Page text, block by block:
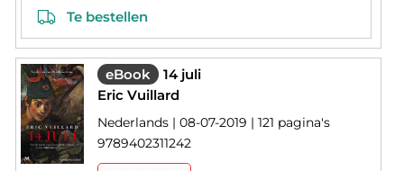
Te bestellen
eBook
14 juli
Eric Vuillard
Nederlands | 08-07-2019 | 121 pagina's
9789402311242